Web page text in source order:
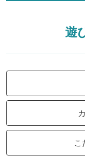
遊
こ